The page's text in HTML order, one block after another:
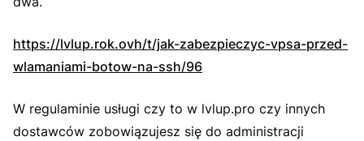
https://lvlup.rok.ovh/t/jak-zabezpieczyc-vpsa-przed-
wlamaniami-botow-na-ssh/96
W regulaminie usługi czy to w lvlup.pro czy innych
dostawców zobowiązujesz się do administracji